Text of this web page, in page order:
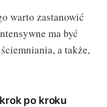
warto zastanowić
ma być
a także,
po kroku